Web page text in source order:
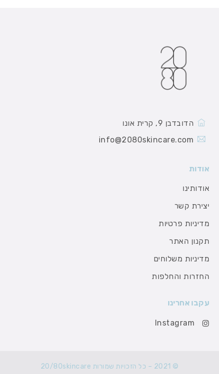
הדובדבן 9, קרית אונו
info@2080skincare.com
אודות
אודותינו
יצירת קשר
מדיניות פרטיות
תקנון האתר
מדיניות משלוחים
החזרות והחלפות
עקבו אחרינו
Instagram
© 2021 – כל הזכויות שמורות 20/80skincare